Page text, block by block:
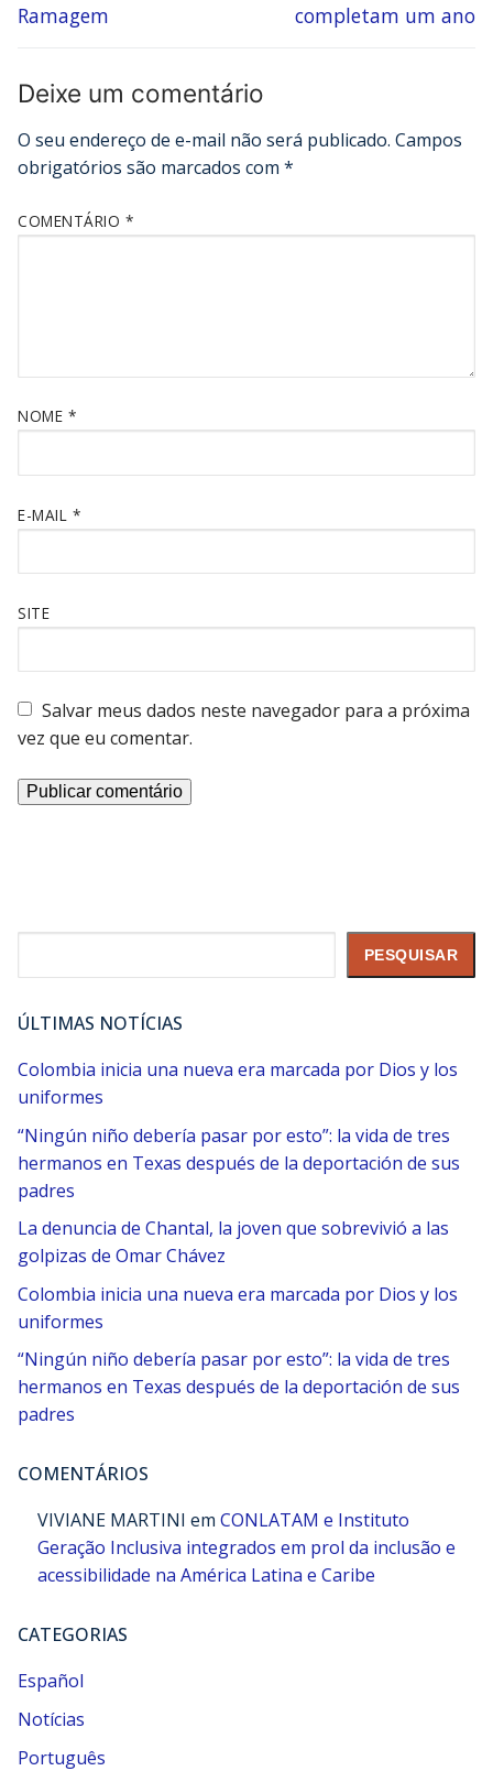
Ramagem
completam um ano
Deixe um comentário
O seu endereço de e-mail não será publicado. Campos
obrigatórios são marcados com *
COMENTÁRIO *
NOME *
E-MAIL *
SITE
Salvar meus dados neste navegador para a próxima
vez que eu comentar.
PESQUISAR
ÚLTIMAS NOTÍCIAS
Colombia inicia una nueva era marcada por Dios y los
uniformes
“Ningún niño debería pasar por esto”: la vida de tres
hermanos en Texas después de la deportación de sus
padres
La denuncia de Chantal, la joven que sobrevivió a las
golpizas de Omar Chávez
Colombia inicia una nueva era marcada por Dios y los
uniformes
“Ningún niño debería pasar por esto”: la vida de tres
hermanos en Texas después de la deportación de sus
padres
COMENTÁRIOS
VIVIANE MARTINI em CONLATAM e Instituto
Geração Inclusiva integrados em prol da inclusão e
acessibilidade na América Latina e Caribe
CATEGORIAS
Español
Notícias
Português